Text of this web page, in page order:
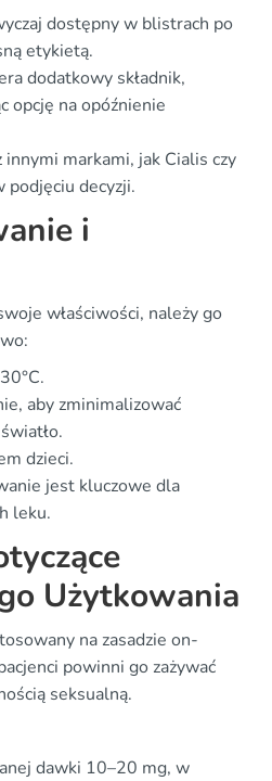
dostępny w blistrach po
etykietą.
dodatkowy składnik,
opcję na opóźnienie
markami, jak Cialis czy
podjęciu decyzji.
i
właściwości, należy go
aby zminimalizować
dzieci.
jest kluczowe dla
leku.
Użytkowania
na zasadzie on-
powinni go zażywać
seksualną.
dawki 10–20 mg, w